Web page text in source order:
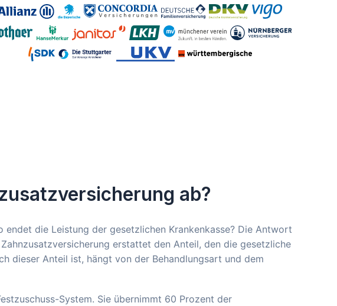
ab?
die Leistung der gesetzlichen Krankenkasse? Die Antwort
erstattet den Anteil, den die gesetzliche
dieser Anteil ist, hängt von der Behandlungsart und dem
System. Sie übernimmt 60 Prozent der